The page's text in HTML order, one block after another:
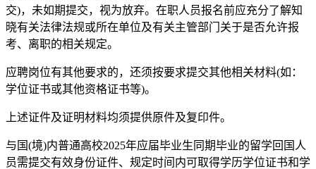
交)，未如期提交，视为放弃。在职人员报名前应充分了解知
晓有关法律法规或所在单位及有关主管部门关于是否允许报
考、离职的相关规定。
应聘岗位有其他要求的，还须按要求提交其他相关材料(如：
学位证书或其他资格证书等)。
上述证件及证明材料均须提供原件及复印件。
与国(境)内普通高校2025年应届毕业生同期毕业的留学回国人
员需提交有效身份证件、规定时间内可取得学历学位证书和学